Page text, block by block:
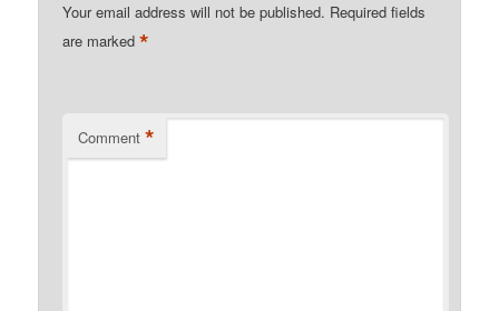
Your email address will not be published. Required fields
are marked*
Comment *